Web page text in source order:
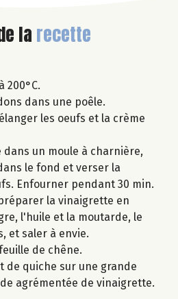
larecette
200°C.
dans une poêle.
les oeufs et la crème
un moule à charnière,
le fond et verser la
Enfourner pendant 30 min.
la vinaigrette en
l'huile et la moutarde, le
et saler à envie.
de chêne.
de quiche sur une grande
agrémentée de vinaigrette.